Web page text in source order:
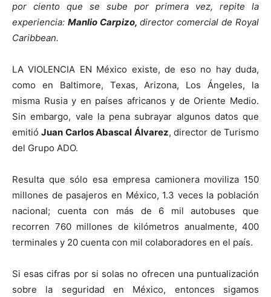
por ciento que se sube por primera vez, repite la
experiencia: Manlio Carpizo, director comercial de Royal
Caribbean.
LA VIOLENCIA EN México existe, de eso no hay duda,
como en Baltimore, Texas, Arizona, Los Ángeles, la
misma Rusia y en países africanos y de Oriente Medio.
Sin embargo, vale la pena subrayar algunos datos que
emitióJuan Carlos Abascal Álvarez, director de Turismo
del Grupo ADO.
Resulta que sólo esa empresa camionera moviliza 150
millones de pasajeros en México, 1.3 veces la población
nacional; cuenta con más de 6 mil autobuses que
recorren 760 millones de kilómetros anualmente, 400
terminales y 20 cuenta con mil colaboradores en el país.
Si esas cifras por si solas no ofrecen una puntualización
sobre la seguridad en México, entonces sigamos